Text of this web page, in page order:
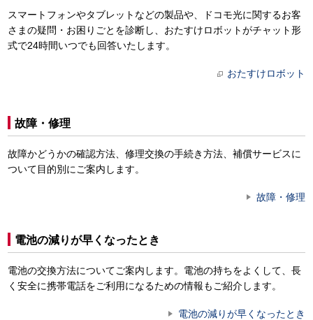
スマートフォンやタブレットなどの製品や、ドコモ光に関するお客
さまの疑問・お困りごとを診断し、おたすけロボットがチャット形
式で24時間いつでも回答いたします。
おたすけロボット
故障・修理
故障かどうかの確認方法、修理交換の手続き方法、補償サービスに
ついて目的別にご案内します。
故障・修理
電池の減りが早くなったとき
電池の交換方法についてご案内します。電池の持ちをよくして、長
く安全に携帯電話をご利用になるための情報もご紹介します。
電池の減りが早くなったとき